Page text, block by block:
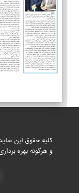
کلیه حقوق این
و هرگونه بهره